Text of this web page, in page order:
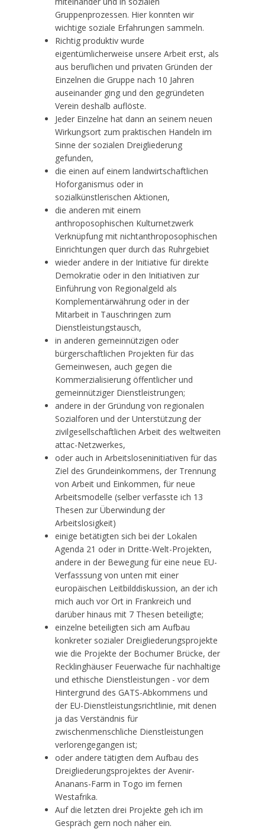
Gruppenprozessen. Hier konnten wir
wichtige soziale Erfahrungen sammeln.
Richtig produktiv wurde
eigentümlicherweise unsere Arbeit erst, als
aus beruflichen und privaten Gründen der
Einzelnen die Gruppe nach 10 Jahren
auseinander ging und den gegründeten
Verein deshalb auflöste.
Jeder Einzelne hat dann an seinem neuen
Wirkungsort zum praktischen Handeln im
Sinne der sozialen Dreigliederung
gefunden,
die einen auf einem landwirtschaftlichen
Hoforganismus oder in
sozialkünstlerischen Aktionen,
die anderen mit einem
anthroposophischen Kulturnetzwerk
Verknüpfung mit nichtanthroposophischen
Einrichtungen quer durch das Ruhrgebiet
wieder andere in der Initiative für direkte
Demokratie oder in den Initiativen zur
Einführung von Regionalgeld als
Komplementärwährung oder in der
Mitarbeit in Tauschringen zum
Dienstleistungstausch,
in anderen gemeinnützigen oder
bürgerschaftlichen Projekten für das
Gemeinwesen, auch gegen die
Kommerzialisierung öffentlicher und
gemeinnütziger Dienstleistrungen;
andere in der Gründung von regionalen
Sozialforen und der Unterstützung der
zivilgesellschaftlichen Arbeit des weltweiten
attac-Netzwerkes,
oder auch in Arbeitsloseninitiativen für das
Ziel des Grundeinkommens, der Trennung
von Arbeit und Einkommen, für neue
Arbeitsmodelle (selber verfasste ich 13
Thesen zur Überwindung der
Arbeitslosigkeit)
einige betätigten sich bei der Lokalen
Agenda 21 oder in Dritte-Welt-Projekten,
andere in der Bewegung für eine neue EU-
Verfasssung von unten mit einer
europäischen Leitbilddiskussion, an der ich
mich auch vor Ort in Frankreich und
darüber hinaus mit 7 Thesen beteiligte;
einzelne beteiligten sich am Aufbau
konkreter sozialer Dreigliederungsprojekte
wie die Projekte der Bochumer Brücke, der
Recklinghäuser Feuerwache für nachhaltige
und ethische Dienstleistungen - vor dem
Hintergrund des GATS-Abkommens und
der EU-Dienstleistungsrichtlinie, mit denen
ja das Verständnis für
zwischenmenschliche Dienstleistungen
verlorengegangen ist;
oder andere tätigten dem Aufbau des
Dreigliederungsprojektes der Avenir-
Ananans-Farm in Togo im fernen
Westafrika.
Auf die letzten drei Projekte geh ich im
Gespräch gern noch näher ein.